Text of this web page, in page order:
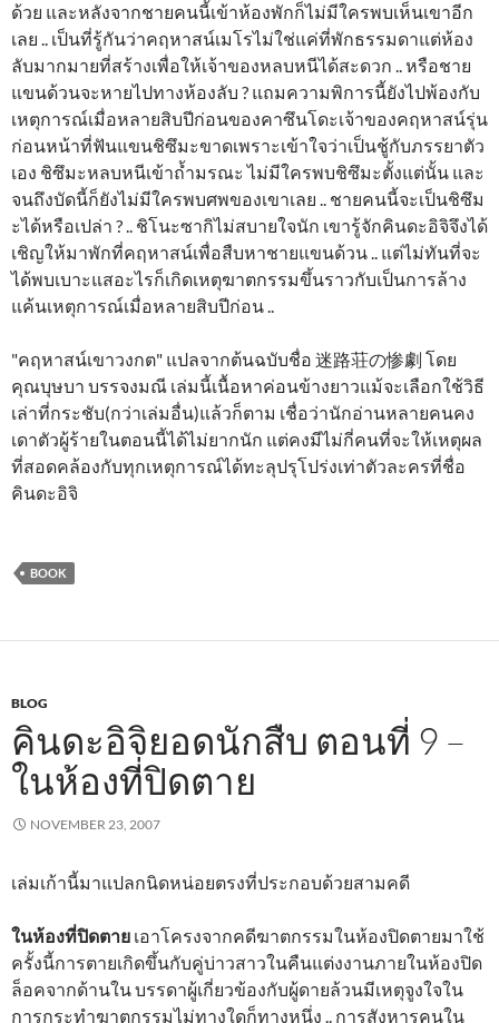
ด้วย และหลังจากชายคนนี้เข้าห้องพักก็ไม่มีใครพบเห็นเขาอีก
เลย .. เป็นที่รู้กันว่าคฤหาสน์เมโรไม่ใช่แค่ที่พักธรรมดาแต่ห้อง
ลับมากมายที่สร้างเพื่อให้เจ้าของหลบหนีได้สะดวก .. หรือชาย
แขนด้วนจะหายไปทางห้องลับ ? แถมความพิการนี้ยังไปพ้องกับ
เหตุการณ์เมื่อหลายสิบปีก่อนของคาซึนโดะเจ้าของคฤหาสน์รุ่น
ก่อนหน้าที่ฟันแขนชิซึมะขาดเพราะเข้าใจว่าเป็นชู้กับภรรยาตัว
เอง ชิซึมะหลบหนีเข้าถ้ำมรณะ ไม่มีใครพบชิซึมะตั้งแต่นั้น และ
จนถึงบัดนี้ก็ยังไม่มีใครพบศพของเขาเลย .. ชายคนนี้จะเป็นชิซึม
ะได้หรือเปล่า ? .. ชิโนะซากิไม่สบายใจนัก เขารู้จักคินดะอิจิจึงได้
เชิญให้มาพักที่คฤหาสน์เพื่อสืบหาชายแขนด้วน .. แต่ไม่ทันที่จะ
ได้พบเบาะแสอะไรก็เกิดเหตุฆาตกรรมขึ้นราวกับเป็นการล้าง
แค้นเหตุการณ์เมื่อหลายสิบปีก่อน ..
"คฤหาสน์เขาวงกต" แปลจากต้นฉบับชื่อ 迷路荘の惨劇 โดย
คุณบุษบา บรรจงมณี เล่มนี้เนื้อหาค่อนข้างยาวแม้จะเลือกใช้วิธี
เล่าที่กระชับ(กว่าเล่มอื่น)แล้วก็ตาม เชื่อว่านักอ่านหลายคนคง
เดาตัวผู้ร้ายในตอนนี้ได้ไม่ยากนัก แต่คงมีไม่กี่คนที่จะให้เหตุผล
ที่สอดคล้องกับทุกเหตุการณ์ได้ทะลุปรุโปร่งเท่าตัวละครที่ชื่อ
คินดะอิจิ
BOOK
BLOG
คินดะอิจิยอดนักสืบ ตอนที่ 9 –
ในห้องที่ปิดตาย
NOVEMBER 23, 2007
เล่มเก้านี้มาแปลกนิดหน่อยตรงที่ประกอบด้วยสามคดี
ในห้องที่ปิดตาย เอาโครงจากคดีฆาตกรรมในห้องปิดตายมาใช้
ครั้งนี้การตายเกิดขึ้นกับคู่บ่าวสาวในคืนแต่งงานภายในห้องปิด
ล็อคจากด้านใน บรรดาผู้เกี่ยวข้องกับผู้ดายล้วนมีเหตุจูงใจใน
การกระทำฆาตกรรมไม่ทางใดก็ทางหนึ่ง .. การสังหารคนใน